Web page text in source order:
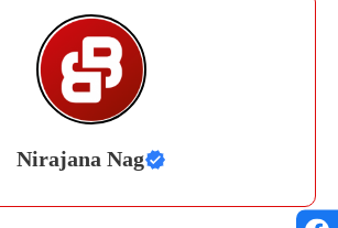
Nirajana Nag